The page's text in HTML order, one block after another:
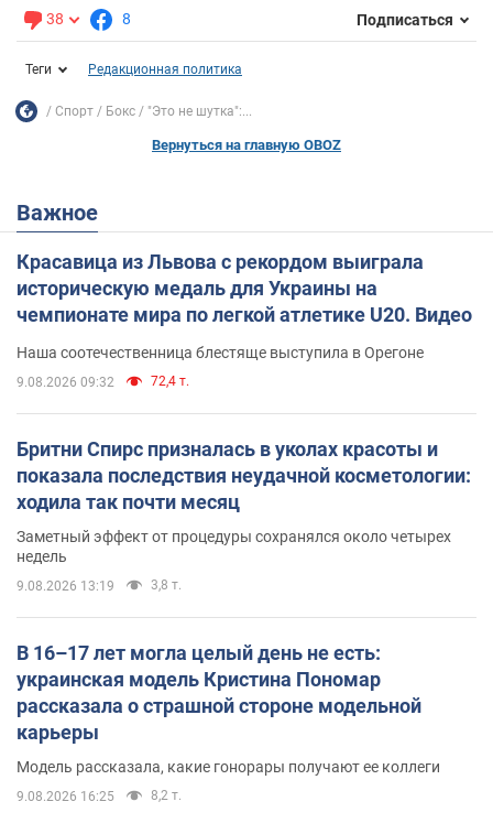
38 8 Подписаться
Теги Редакционная политика
Спорт Бокс "Это не шутка":...
Вернуться на главную OBOZ
Важное
Красавица из Львова с рекордом выиграла
историческую медаль для Украины на
чемпионате мира по легкой атлетике U20. Видео
Наша соотечественница блестяще выступила в Орегоне
9.08.2026 09:32 72,4 т.
Бритни Спирс призналась в уколах красоты и
показала последствия неудачной косметологии:
ходила так почти месяц
Заметный эффект от процедуры сохранялся около четырех
недель
9.08.2026 13:19 3,8 т.
В 16–17 лет могла целый день не есть:
украинская модель Кристина Пономар
рассказала о страшной стороне модельной
карьеры
Модель рассказала, какие гонорары получают ее коллеги
9.08.2026 16:25 8,2 т.